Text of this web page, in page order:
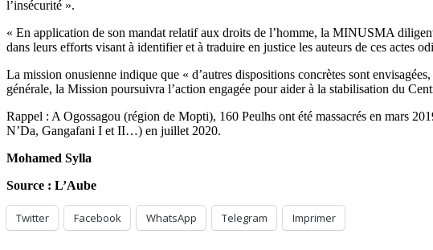
l’insécurité ».
« En application de son mandat relatif aux droits de l’homme, la MINUSMA
dans leurs efforts visant à identifier et à traduire en justice les auteurs de ces actes
La mission onusienne indique que « d’autres dispositions concrètes sont
générale, la Mission poursuivra l’action engagée pour aider à la stabilisation du
Rappel : A Ogossagou (région de Mopti), 160 Peulhs ont été massacrés en mars
N’Da, Gangafani I et II…) en juillet 2020.
Mohamed Sylla
Source : L’Aube
Twitter Facebook WhatsApp Telegram Imprimer